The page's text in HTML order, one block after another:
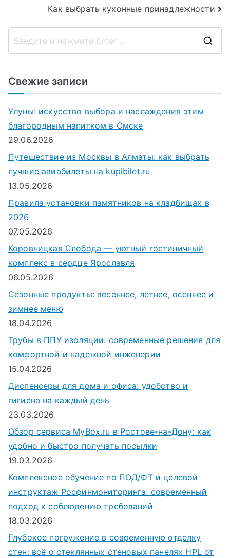
записям
Как выбрать кухонные принадлежности
Свежие записи
Улуны: искусство выбора и наслаждения этим
благородным напитком в Омске
29.06.2026
Путешествие из Москвы в Алматы: как выбрать
лучшие авиабилеты на kupibilet.ru
13.05.2026
Правила установки памятников на кладбищах в
2026
07.05.2026
Коровницкая Слобода — уютный гостиничный
комплекс в сердце Ярославля
06.05.2026
Сезонные продукты: весеннее, летнее, осеннее и
зимнее меню
18.04.2026
Трубы в ППУ изоляции: современные решения для
комфортной и надежной инженерии
15.04.2026
Диспенсеры для дома и офиса: удобство и
гигиена на каждый день
23.03.2026
Обзор сервиса MyBox.ru в Ростове-на-Дону: как
удобно и быстро получать посылки
19.03.2026
Комплексное обучение по ПОД/ФТ и целевой
инструктаж Росфинмониторинга: современный
подход к соблюдению требований
18.03.2026
Глубокое погружение в современную отделку
стен: всё о стеклянных стеновых панелях HPL от